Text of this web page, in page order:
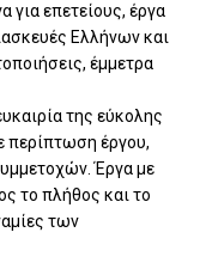
για επετείους, έργα
Ελλήνων και
έμμετρα
της εύκολης
περίπτωση έργου,
Έργα με
το πλήθος και το
των